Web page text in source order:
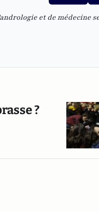
et de médecine
?